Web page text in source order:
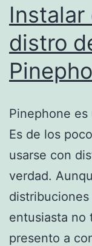
distro
Pinephone
Es de los
usarse con
verdad.
entusiasta no
presento a